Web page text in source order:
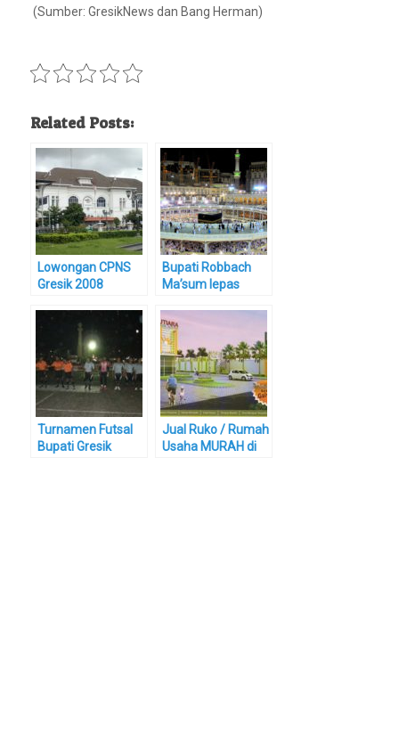
(Sumber: GresikNews dan Bang Herman)
Related Posts:
Lowongan CPNS
Gresik 2008
Bupati Robbach
Ma’sum lepas
Turnamen Futsal
Bupati Gresik
Jual Ruko / Rumah
Usaha MURAH di